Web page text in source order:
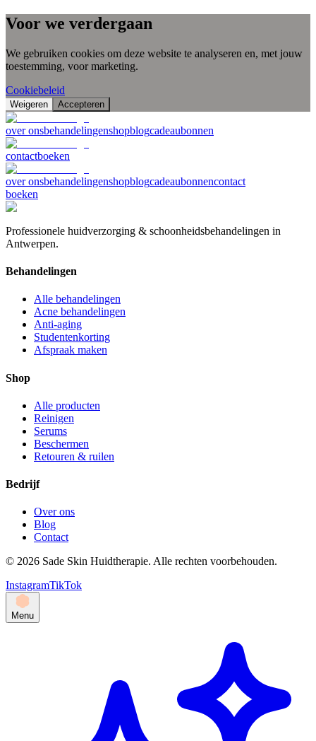
Voor we verdergaan
We gebruiken cookies om deze website te analyseren en, met jouw
toestemming, voor marketing.
Cookiebeleid
Weigeren Accepteren
over onsbehandelingenshopblogcadeaubonnen
contactboeken
over onsbehandelingenshopblogcadeaubonnencontact
boeken
Professionele huidverzorging & schoonheidsbehandelingen in
Antwerpen.
Behandelingen
Alle behandelingen
Acne behandelingen
Anti-aging
Studentenkorting
Afspraak maken
Shop
Alle producten
Reinigen
Serums
Beschermen
Retouren & ruilen
Bedrijf
Over ons
Blog
Contact
© 2026 Sade Skin Huidtherapie. Alle rechten voorbehouden.
InstagramTikTok
Menu